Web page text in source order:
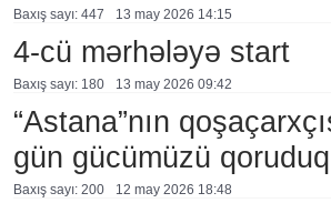
Baxış sayı: 447 13 may 2026 14:15
4-cü mərhələyə start
Baxış sayı: 180 13 may 2026 09:42
“Astana”nın
gün gücümüzü qoruduq
Baxış sayı: 200 12 may 2026 18:48